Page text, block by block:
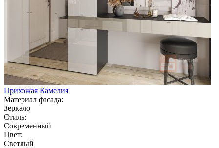
Прихожая Камелия
Материал фасада:
Зеркало
Стиль:
Современный
Цвет:
Светлый